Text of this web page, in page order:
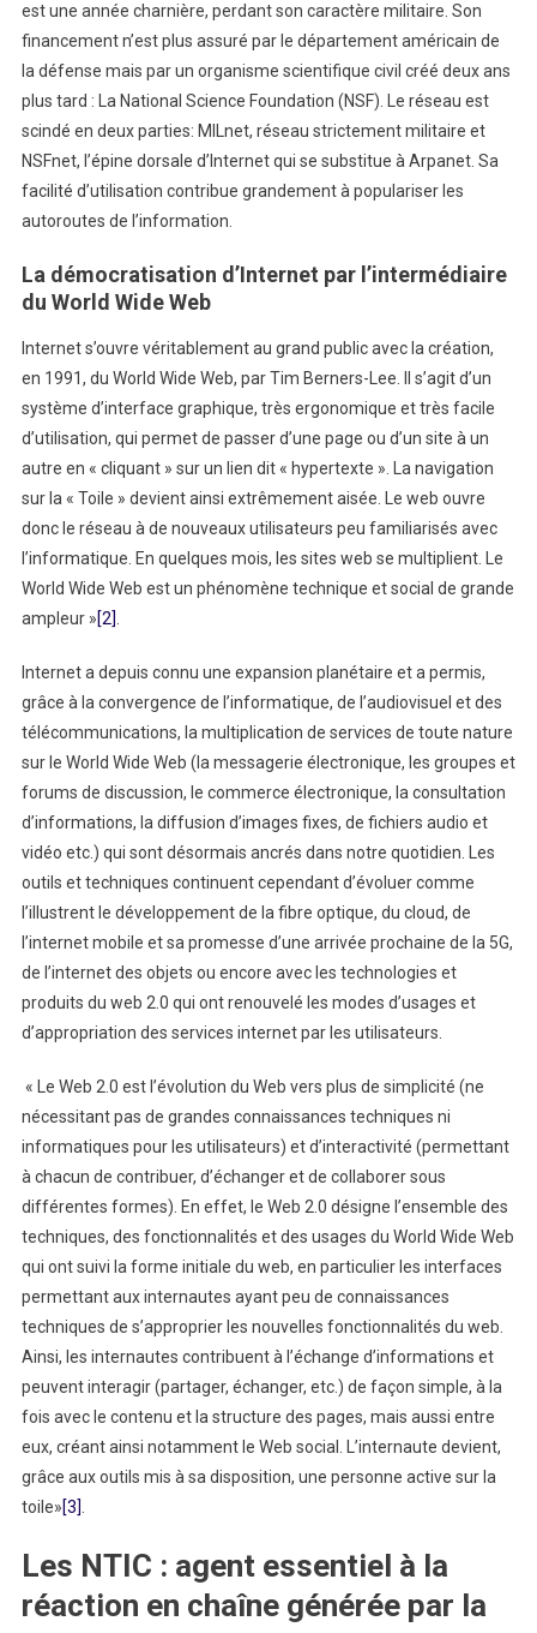
est une année charnière, perdant son caractère militaire. Son
financement n’est plus assuré par le département américain de
la défense mais par un organisme scientifique civil créé deux ans
plus tard : La National Science Foundation (NSF). Le réseau est
scindé en deux parties: MILnet, réseau strictement militaire et
NSFnet, l’épine dorsale d’Internet qui se substitue à Arpanet. Sa
facilité d’utilisation contribue grandement à populariser les
autoroutes de l’information.
La démocratisation d’Internet par l’intermédiaire
du World Wide Web
Internet s’ouvre véritablement au grand public avec la création,
en 1991, du World Wide Web, par Tim Berners-Lee. Il s’agit d’un
système d’interface graphique, très ergonomique et très facile
d’utilisation, qui permet de passer d’une page ou d’un site à un
autre en « cliquant » sur un lien dit « hypertexte ». La navigation
sur la « Toile » devient ainsi extrêmement aisée. Le web ouvre
donc le réseau à de nouveaux utilisateurs peu familiarisés avec
l’informatique. En quelques mois, les sites web se multiplient. Le
World Wide Web est un phénomène technique et social de grande
ampleur »[2].
Internet a depuis connu une expansion planétaire et a permis,
grâce à la convergence de l’informatique, de l’audiovisuel et des
télécommunications, la multiplication de services de toute nature
sur le World Wide Web (la messagerie électronique, les groupes et
forums de discussion, le commerce électronique, la consultation
d’informations, la diffusion d’images fixes, de fichiers audio et
vidéo etc.) qui sont désormais ancrés dans notre quotidien. Les
outils et techniques continuent cependant d’évoluer comme
l’illustrent le développement de la fibre optique, du cloud, de
l’internet mobile et sa promesse d’une arrivée prochaine de la 5G,
de l’internet des objets ou encore avec les technologies et
produits du web 2.0 qui ont renouvelé les modes d’usages et
d’appropriation des services internet par les utilisateurs.
« Le Web 2.0 est l’évolution du Web vers plus de simplicité (ne
nécessitant pas de grandes connaissances techniques ni
informatiques pour les utilisateurs) et d’interactivité (permettant
à chacun de contribuer, d’échanger et de collaborer sous
différentes formes). En effet, le Web 2.0 désigne l’ensemble des
techniques, des fonctionnalités et des usages du World Wide Web
qui ont suivi la forme initiale du web, en particulier les interfaces
permettant aux internautes ayant peu de connaissances
techniques de s’approprier les nouvelles fonctionnalités du web.
Ainsi, les internautes contribuent à l’échange d’informations et
peuvent interagir (partager, échanger, etc.) de façon simple, à la
fois avec le contenu et la structure des pages, mais aussi entre
eux, créant ainsi notamment le Web social. L’internaute devient,
grâce aux outils mis à sa disposition, une personne active sur la
toile»[3].
Les NTIC : agent essentiel à la
réaction en chaîne générée par la